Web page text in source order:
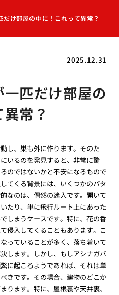
だけ部屋の中に！これって異常？
2025.12.31
匹だけ部屋の
常？
し、巣も外に作ります。そのた
いるのを発見すると、非常に驚
のではないかと不安になるもので
てくる背景には、いくつかのパタ
なのは、偶然の迷入です。開いて
たり、単に飛行ルート上にあった
しまうケースです。特に、花の香
侵入してくることもあります。こ
っていることが多く、落ち着いて
します。しかし、もしアシナガバ
に起こるようであれば、それは単
きです。その場合、建物のどこか
ります。特に、屋根裏や天井裏、